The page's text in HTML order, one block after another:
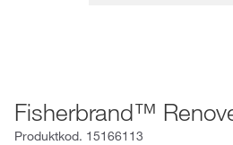
Fisherbrand™
Produktkod. 15166113